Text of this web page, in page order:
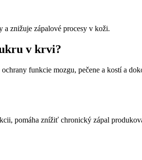
a znižuje zápalové procesy v koži.
v krvi?
funkcie mozgu, pečene a kostí a
pomáha znížiť chronický zápal